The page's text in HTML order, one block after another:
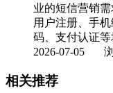
业的短信营销
用户注册、手
码、支付认证等
2026-07-05
相关推荐